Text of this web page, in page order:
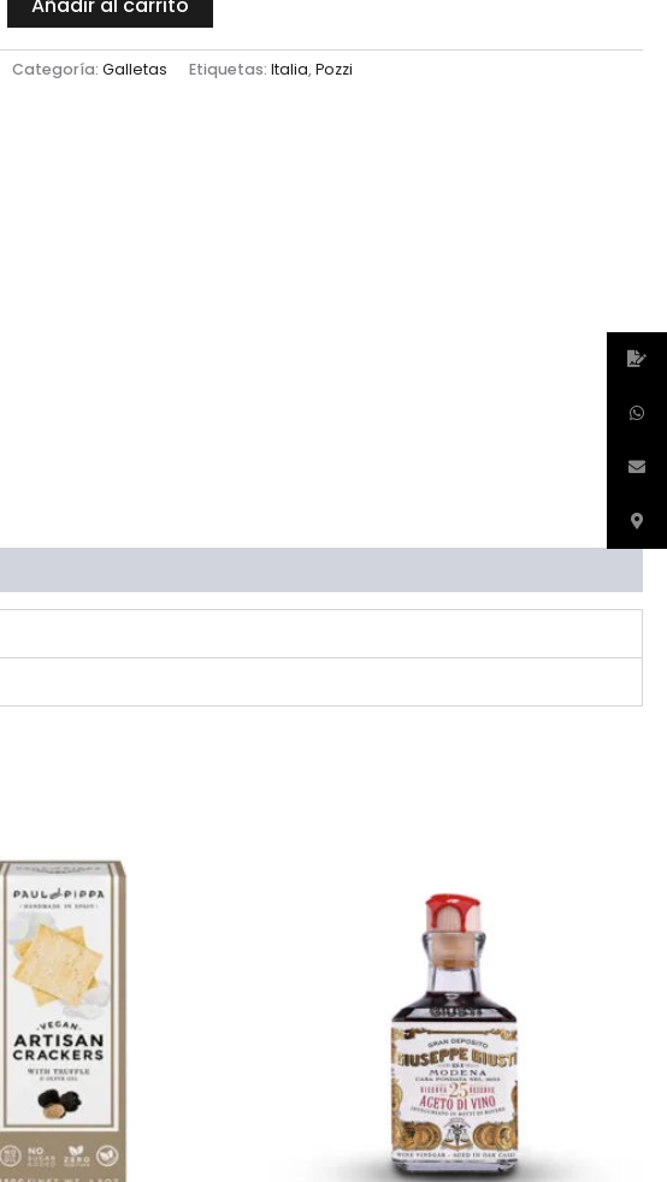
Categoría:Galletas Etiquetas:Italia,Pozzi